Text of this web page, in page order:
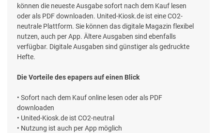
können die neueste Ausgabe sofort nach dem Kauf lesen
oder als PDF downloaden. United-Kiosk.de ist eine CO2-
neutrale Plattform. Sie können das digitale Magazin flexibel
nutzen, auch per App. Ältere Ausgaben sind ebenfalls
verfügbar. Digitale Ausgaben sind günstiger als gedruckte
Hefte.
Die Vorteile des epapers auf einen Blick
• Sofort nach dem Kauf online lesen oder als PDF
downloaden
• United-Kiosk.de ist CO2-neutral
• Nutzung ist auch per App möglich